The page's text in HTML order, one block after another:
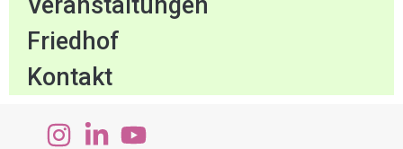
Friedhof
Kontakt